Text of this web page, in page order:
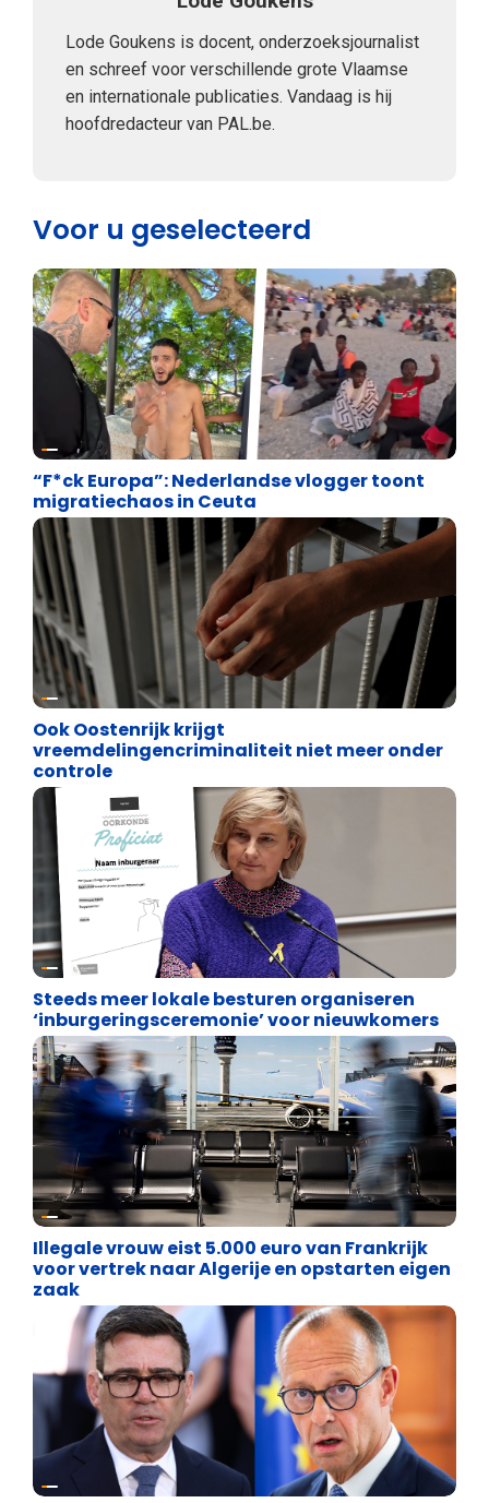
Lode Goukens is docent, onderzoeksjournalist
en schreef voor verschillende grote Vlaamse
en internationale publicaties. Vandaag is hij
hoofdredacteur van PAL.be.
Voor u geselecteerd
Asiel en Migratie
“F*ck Europa”: Nederlandse vlogger toont
migratiechaos in Ceuta
Asiel en Migratie
Ook Oostenrijk krijgt
vreemdelingencriminaliteit niet meer onder
controle
Binnenland politiek
Steeds meer lokale besturen organiseren
‘inburgeringsceremonie’ voor nieuwkomers
Asiel en Migratie
Illegale vrouw eist 5.000 euro van Frankrijk
voor vertrek naar Algerije en opstarten eigen
zaak
Internationale politiek